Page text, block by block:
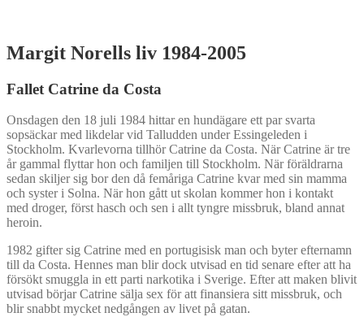
Margit Norells liv 1984-2005
Fallet Catrine da Costa
Onsdagen den 18 juli 1984 hittar en hundägare ett par svarta
sopsäckar med likdelar vid Talludden under Essingeleden i
Stockholm. Kvarlevorna tillhör Catrine da Costa. När Catrine är tre
år gammal flyttar hon och familjen till Stockholm. När föräldrarna
sedan skiljer sig bor den då femåriga Catrine kvar med sin mamma
och syster i Solna. När hon gått ut skolan kommer hon i kontakt
med droger, först hasch och sen i allt tyngre missbruk, bland annat
heroin.
1982 gifter sig Catrine med en portugisisk man och byter efternamn
till da Costa. Hennes man blir dock utvisad en tid senare efter att ha
försökt smuggla in ett parti narkotika i Sverige. Efter att maken blivit
utvisad börjar Catrine sälja sex för att finansiera sitt missbruk, och
blir snabbt mycket nedgången av livet på gatan.